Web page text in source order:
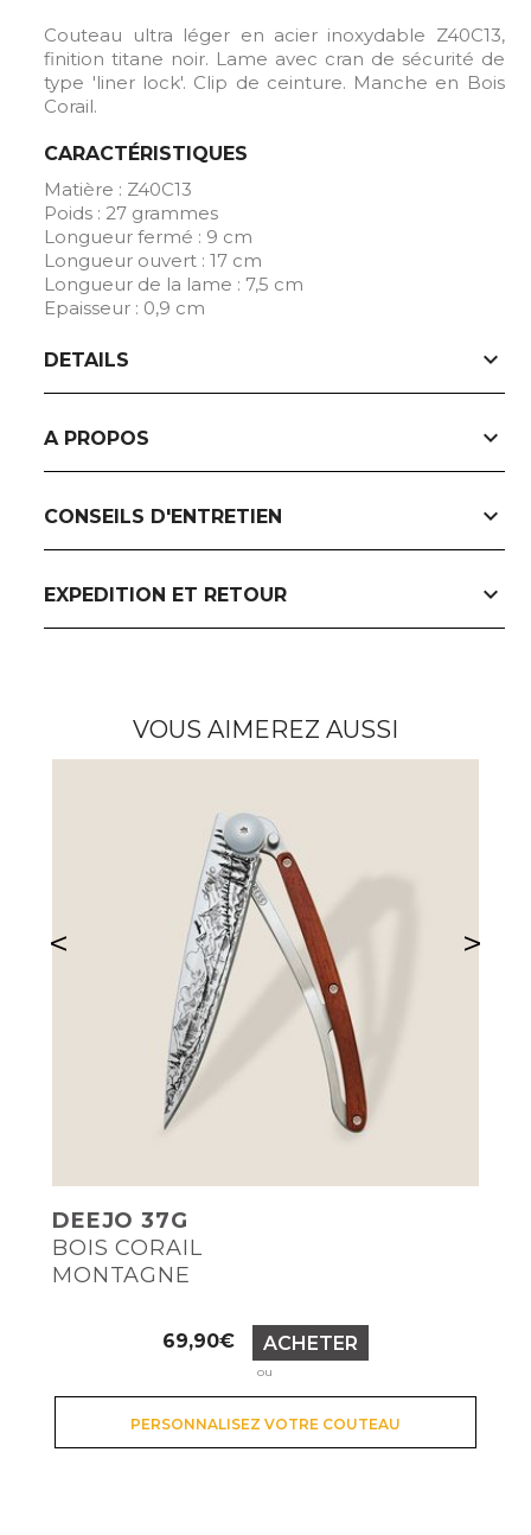
Couteau ultra léger en acier inoxydable Z40C13,
finition titane noir. Lame avec cran de sécurité de
type 'liner lock'. Clip de ceinture. Manche en Bois
Corail.
CARACTÉRISTIQUES
Matière : Z40C13
Poids : 27 grammes
Longueur fermé : 9 cm
Longueur ouvert : 17 cm
Longueur de la lame : 7,5 cm
Epaisseur : 0,9 cm
DETAILS expand_more
A PROPOS expand_more
CONSEILS D'ENTRETIEN expand_more
EXPEDITION ET RETOUR expand_more
VOUS AIMEREZ AUSSI
DEEJO 37G
BOIS CORAIL
MONTAGNE
Prix
69,90€ ACHETER
ou
PERSONNALISEZ VOTRE COUTEAU
< >